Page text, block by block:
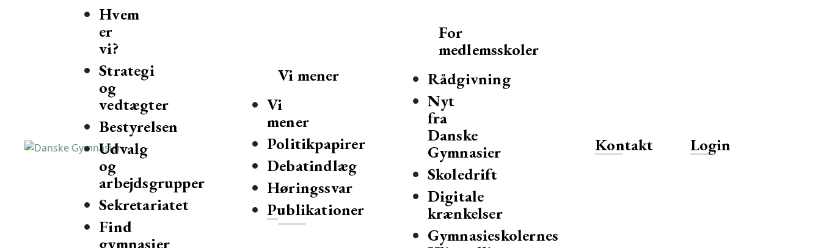
Danske Gymnasier
Danske Gymnasier er interesseorganisation for de almene gymnasier og hf-kurser i Danmark.
Hvem
er
vi?
Strategi
og
vedtægter
Bestyrelsen
Udvalg
og
arbejdsgrupper
Sekretariatet
Find
gymnasier
Vi mener
Vi
mener
Politikpapirer
Debatindlæg
Høringssvar
Publikationer
For
medlemsskoler
Rådgivning
Nyt
fra
Danske
Gymnasier
Skoledrift
Digitale
krænkelser
Gymnasieskolernes
Kontakt Login